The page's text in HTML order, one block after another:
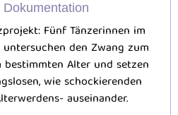
Fünf Tänzerinnen im
den Zwang zum
bestimmten Alter und setzen
wie schockierenden
auseinander.